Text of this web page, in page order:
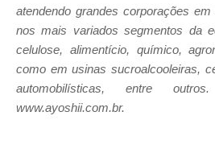
atendendo grandes corporações
nos mais variados segmentos da
celulose, alimentício, químico,
como em usinas sucroalcooleiras,
automobilísticas, entre
www.ayoshii.com.br.